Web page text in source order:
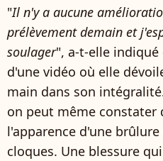
"Il n'y a aucune
prélèvement demain et
soulager", a-t-elle indiqué
d'une vidéo où elle
main dans son
on peut même constater
l'apparence d'une
cloques. Une blessure